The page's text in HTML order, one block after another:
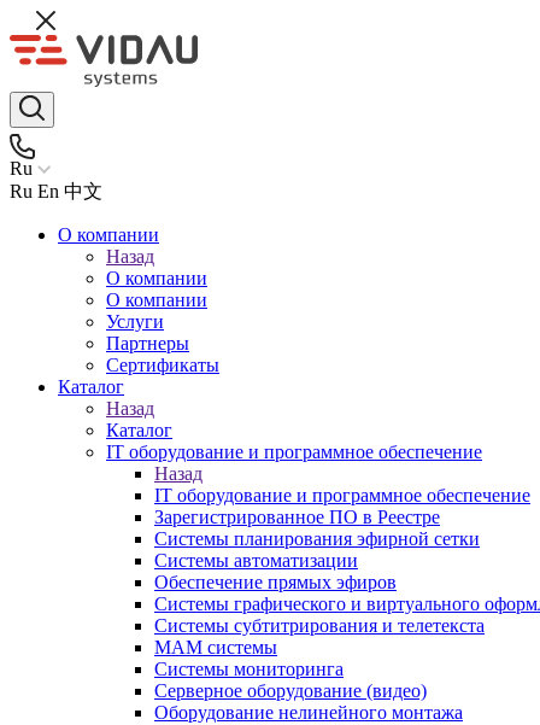
Ru
Ru En 中文
О компании
Назад
О компании
О компании
Услуги
Партнеры
Сертификаты
Каталог
Назад
Каталог
IT оборудование и программное обеспечение
Назад
IT оборудование и программное обеспечение
Зарегистрированное ПО в Реестре
Системы планирования эфирной сетки
Системы автоматизации
Обеспечение прямых эфиров
Системы графического и виртуального
Системы субтитрирования и телетекста
MAM системы
Системы мониторинга
Серверное оборудование (видео)
Оборудование нелинейного монтажа